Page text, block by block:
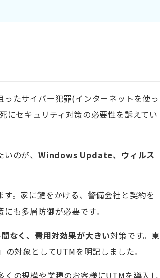
たサイバー犯罪(インターネットを使っ
にセキュリティ対策の必要性を訴えてい
のが、 Windows Update、ウィルス
。家に鍵をかける、警備会社と契約を
も多層防御が必要です。
なく、費用対効果が大きい対策です。東
対象としてUTMを明記しました。
の規模や業種のお客様にUTMを導入し